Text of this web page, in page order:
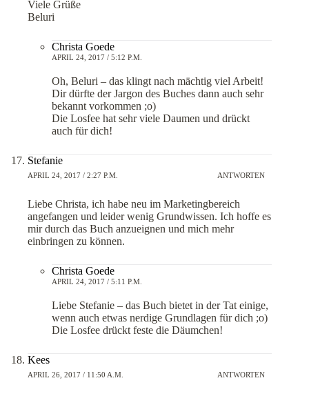
Viele Grüße
Beluri
Christa Goede
APRIL 24, 2017 / 5:12 P.M.
Oh, Beluri – das klingt nach mächtig viel Arbeit!
Dir dürfte der Jargon des Buches dann auch sehr
bekannt vorkommen ;o)
Die Losfee hat sehr viele Daumen und drückt
auch für dich!
Stefanie
APRIL 24, 2017 / 2:27 P.M. ANTWORTEN
Liebe Christa, ich habe neu im Marketingbereich
angefangen und leider wenig Grundwissen. Ich hoffe es
mir durch das Buch anzueignen und mich mehr
einbringen zu können.
Christa Goede
APRIL 24, 2017 / 5:11 P.M.
Liebe Stefanie – das Buch bietet in der Tat einige,
wenn auch etwas nerdige Grundlagen für dich ;o)
Die Losfee drückt feste die Däumchen!
Kees
APRIL 26, 2017 / 11:50 A.M. ANTWORTEN